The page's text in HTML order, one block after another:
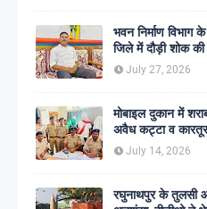
भवन निर्माण
जिले में दौड़ी शोक
July 27, 2026
मोबाइल दुकान में
अवैध कट्टा व
July 14, 2026
रघुनाथपुर के तुलसी